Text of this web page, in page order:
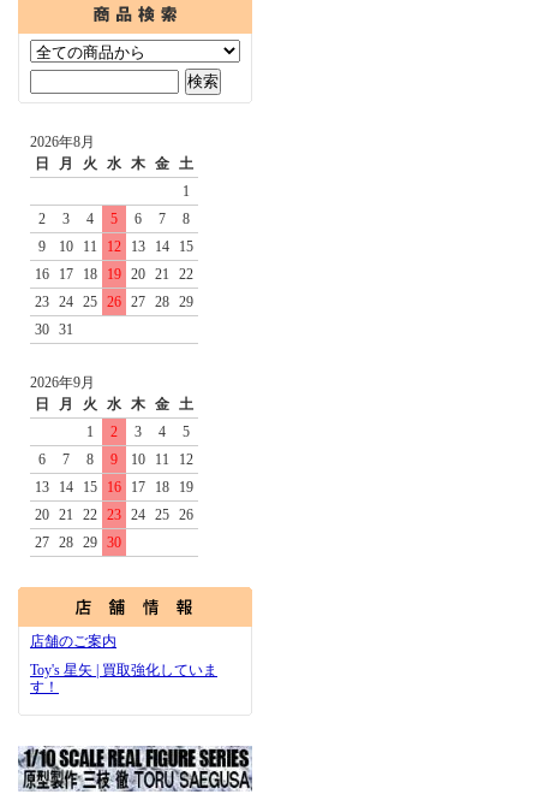
2026年8月
日
月 火 水 木 金 土
1
2
3 4 5 6 7
8
9
10 11 12 13 14
15
16
17 18 19 20 21
22
23 24 25 26 27 28 29
30 31
2026年9月
日
月 火 水 木 金 土
1
2 3 4
5
6
7 8 9 10 11
12
13
14 15 16 17 18
19
20 21 22 23 24 25 26
27 28 29 30
店舗のご案内
Toy's 星矢 | 買取強化していま
す！